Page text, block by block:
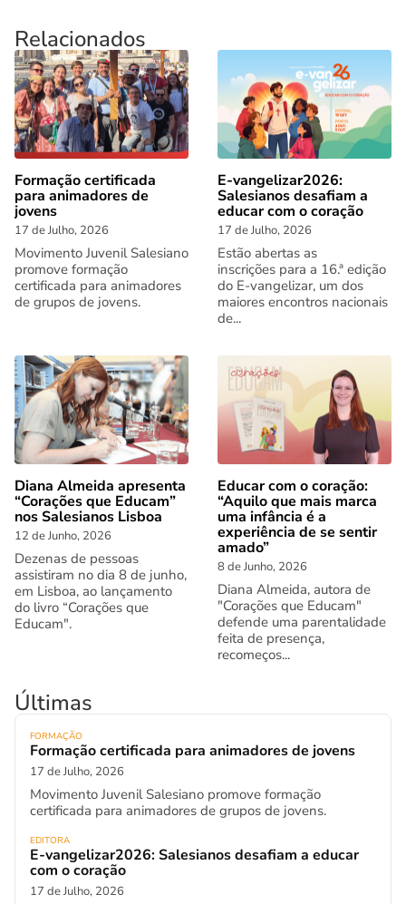
Relacionados
Formação certificada
para animadores de
jovens
17 de Julho, 2026
Movimento Juvenil Salesiano
promove formação
certificada para animadores
de grupos de jovens.
E-vangelizar2026:
Salesianos desafiam a
educar com o coração
17 de Julho, 2026
Estão abertas as
inscrições para a 16.ª edição
do E-vangelizar, um dos
maiores encontros nacionais
de...
Diana Almeida apresenta
“Corações que Educam”
nos Salesianos Lisboa
12 de Junho, 2026
Dezenas de pessoas
assistiram no dia 8 de junho,
em Lisboa, ao lançamento
do livro “Corações que
Educam".
Educar com o coração:
“Aquilo que mais marca
uma infância é a
experiência de se sentir
amado”
8 de Junho, 2026
Diana Almeida, autora de
"Corações que Educam"
defende uma parentalidade
feita de presença,
recomeços...
Últimas
FORMAÇÃO
Formação certificada para animadores de jovens
17 de Julho, 2026
Movimento Juvenil Salesiano promove formação
certificada para animadores de grupos de jovens.
EDITORA
E-vangelizar2026: Salesianos desafiam a educar
com o coração
17 de Julho, 2026